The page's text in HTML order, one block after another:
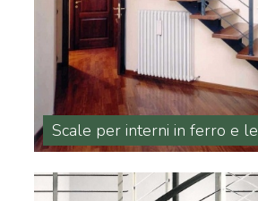
Scale per interni in ferro e